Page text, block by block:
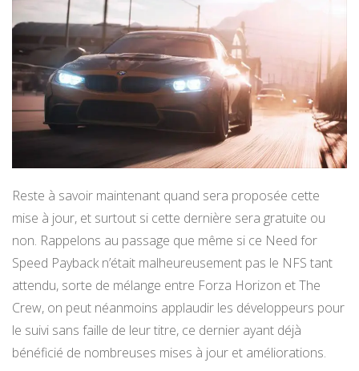
Reste à savoir maintenant quand sera proposée cette
mise à jour, et surtout si cette dernière sera gratuite ou
non. Rappelons au passage que même si ce Need for
Speed Payback n’était malheureusement pas le NFS tant
attendu, sorte de mélange entre Forza Horizon et The
Crew, on peut néanmoins applaudir les développeurs pour
le suivi sans faille de leur titre, ce dernier ayant déjà
bénéficié de nombreuses mises à jour et améliorations.